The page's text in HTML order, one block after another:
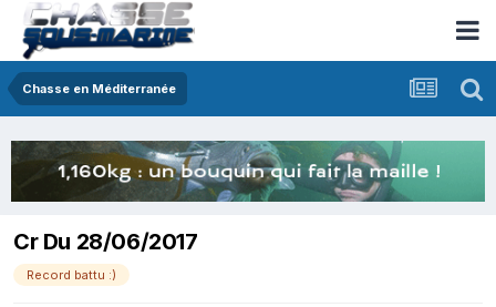
Chasse en Méditerranée
Cr Du 28/06/2017
Record battu :)